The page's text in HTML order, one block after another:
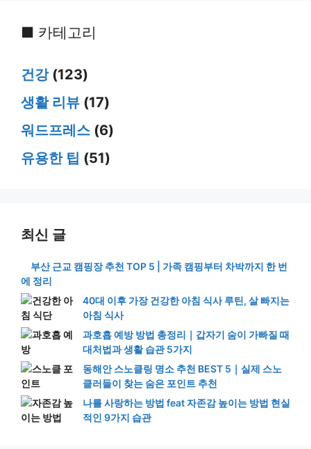
■ 카테고리
건강(123)
생활 리뷰 (17)
워드프레스 (6)
유용한 팁 (51)
최신 글
부산 근교 캠핑장 추천 TOP 5 | 가족 캠핑부터 차박까지 한 번
에 정리
40대 이후 가장 건강한 아침 식사 루틴, 살 빠지는
아침 식사
과호흡 예방 방법 총정리｜갑자기 숨이 가빠질 때
대처법과 생활 습관 5가지
동해안 스노클링 명소 추천 BEST 5｜실제 스노
클러들이 찾는 숨은 포인트 추천
나를 사랑하는 방법 feat 자존감 높이는 방법 현실
적인 9가지 습관